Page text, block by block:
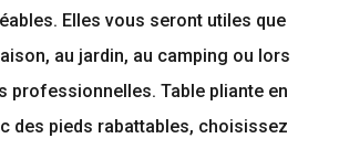
Elles vous seront utiles que
au jardin, au camping ou lors
professionnelles. Table pliante en
des pieds rabattables, choisissez